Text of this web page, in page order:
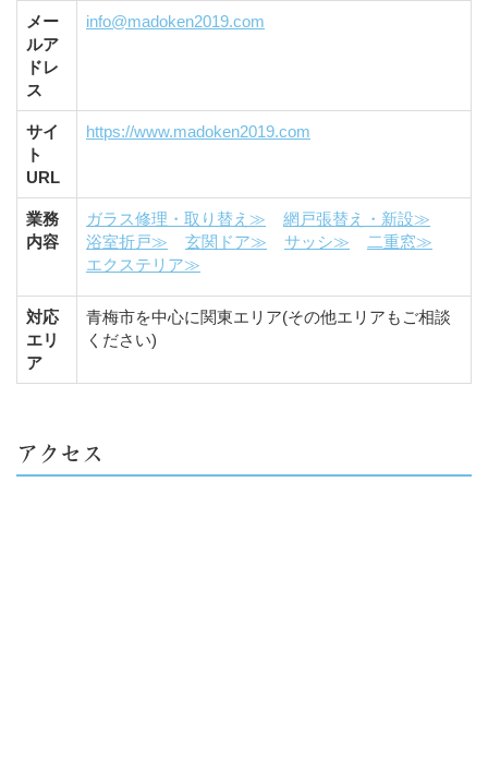
メー
ルア
ドレ
ス
info@madoken2019.com
サイ
ト
URL
https://www.madoken2019.com
業務
内容
ガラス修理・取り替え≫
網戸張替え・新設≫
浴室折戸≫
玄関ドア≫ サッシ≫
二重窓≫
エクステリア≫
対応
エリ
ア
青梅市を中心に関東エリア(その他エリアもご相談
ください)
アクセス